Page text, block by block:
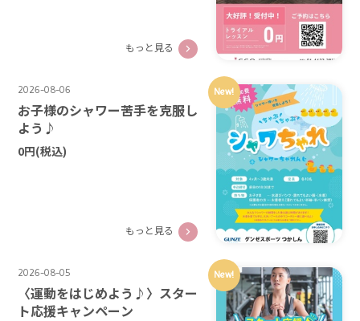
もっと見る
New!
2026-08-06
お子様のシャワー苦手を克服し
よう♪
0円(税込)
もっと見る
New!
2026-08-05
〈運動をはじめよう♪〉スター
ト応援キャンペーン